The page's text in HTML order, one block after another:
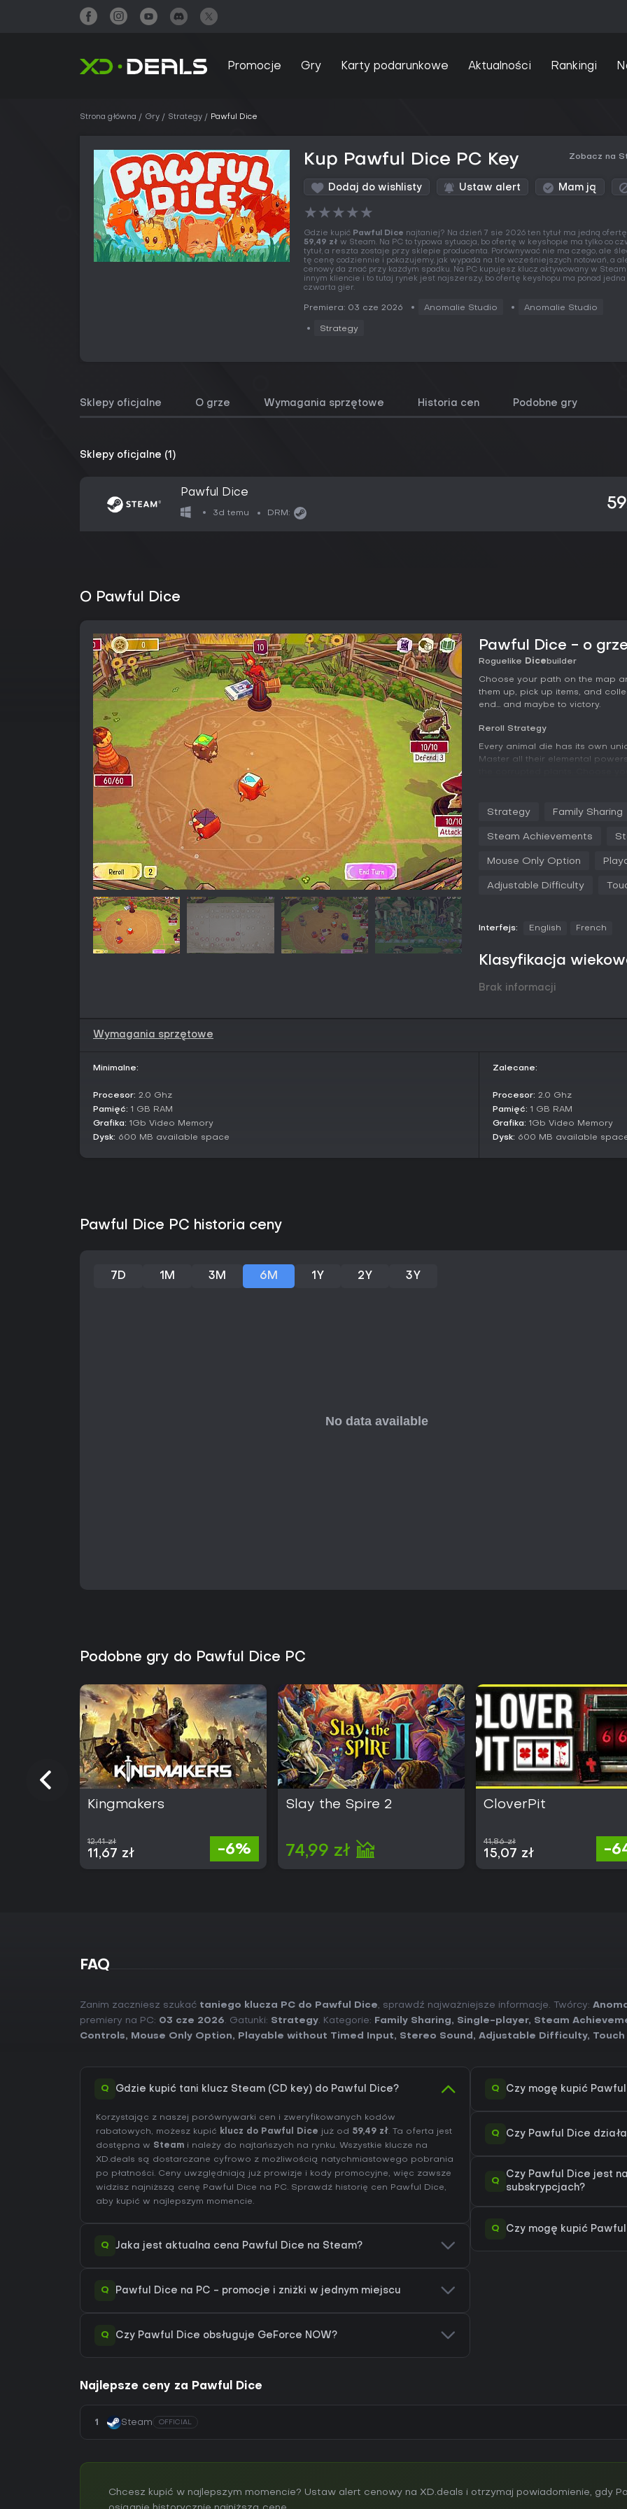
Promocje Gry Karty podarunkowe Aktualności Rankingi
Strona główna Gry Strategy Pawful Dice
Kup Pawful Dice PC Key Zobacz na
Dodaj do wishlisty Ustaw alert Mam ją
★★★★★
Gdzie kupić Pawful Dice najtaniej? Na dzień 7 sie 2026 ten tytuł ma jedną
59,49 zł w Steam. Na PC to typowa sytuacja, bo ofertę w keyshopie ma tylko co
tytuł, a reszta zostaje przy sklepie producenta. Porównywać nie ma czego, ale
tę cenę codziennie i pokazujemy, jak wypada na tle wcześniejszych notowań, a
cenowy da znać przy każdym spadku. Na PC kupujesz klucz aktywowany w
innym kliencie i to tutaj rynek jest najszerszy, bo ofertę keyshopu ma ponad jedna
czwarta gier.
Premiera: 03 cze 2026 Anomalie Studio Anomalie Studio
Strategy
Sklepy oficjalne O grze Wymagania sprzętowe Historia cen Podobne gry
Sklepy oficjalne (1)
Pawful Dice
3d temu DRM:
O Pawful Dice
Pawful Dice - o grze
Roguelike Dice builder
Choose your path on the map
them up, pick up items, and
end... and maybe to victory.
Reroll Strategy
Every animal die has its own
Master all their elemental
Collect Them All
cat, a bee, or maybe even a
Strategy Family Sharing
Steam Achievements
Mouse Only Option
Adjustable Difficulty
Interfejs: English French
Klasyfikacja
Brak informacji
Wymagania sprzętowe
Minimalne:
Procesor: 2.0 Ghz
Pamięć: 1 GB RAM
Grafika: 1Gb Video Memory
Dysk: 600 MB available space
Zalecane:
Procesor: 2.0 Ghz
Pamięć: 1 GB RAM
Grafika: 1Gb Video Memory
Dysk: 600 MB available
Pawful Dice PC historia ceny
7D 1M 3M 6M 1Y 2Y 3Y
Podobne gry do Pawful Dice PC
Kingmakers
12,41 zł
11,67 zł -6%
Slay the Spire 2
74,99 zł
CloverPit
41,86 zł
15,07 zł -
FAQ
Zanim zaczniesz szukać taniego klucza PC do Pawful Dice, sprawdź najważniejsze informacje. Twórcy:
premiery na PC: 03 cze 2026. Gatunki: Strategy. Kategorie: Family Sharing, Single-player, Steam
Controls, Mouse Only Option, Playable without Timed Input, Stereo Sound , Adjustable Difficulty,
Q Gdzie kupić tani klucz Steam (CD key) do Pawful Dice?
Korzystając z naszej porównywarki cen i zweryfikowanych kodów
rabatowych, możesz kupić klucz do Pawful Dice już od 59,49 zł. Ta oferta jest
dostępna w Steam i należy do najtańszych na rynku. Wszystkie klucze na
XD.deals są dostarczane cyfrowo z możliwością natychmiastowego pobrania
po płatności. Ceny uwzględniają już prowizje i kody promocyjne, więc zawsze
widzisz najniższą cenę Pawful Dice na PC. Sprawdź historię cen Pawful Dice,
aby kupić w najlepszym momencie.
Q Jaka jest aktualna cena Pawful Dice na Steam?
Q Pawful Dice na PC - promocje i zniżki w jednym miejscu
Q Czy Pawful Dice obsługuje GeForce NOW?
Q Czy mogę kupić
Q Czy Pawful Dice
Q
Czy Pawful Dice jest
subskrypcjach?
Q Czy mogę kupić
Najlepsze ceny za Pawful Dice
1 Steam OFFICIAL
Chcesz kupić w najlepszym momencie? Ustaw alert cenowy na XD.deals i otrzymaj powiadomienie, gdy